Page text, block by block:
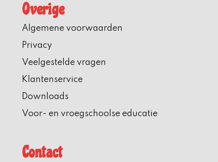
Overige
Algemene voorwaarden
Privacy
Veelgestelde vragen
Klantenservice
Downloads
Voor- en vroegschoolse educatie
Contact